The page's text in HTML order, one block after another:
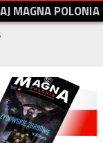
AJMAGNAPOLONIA